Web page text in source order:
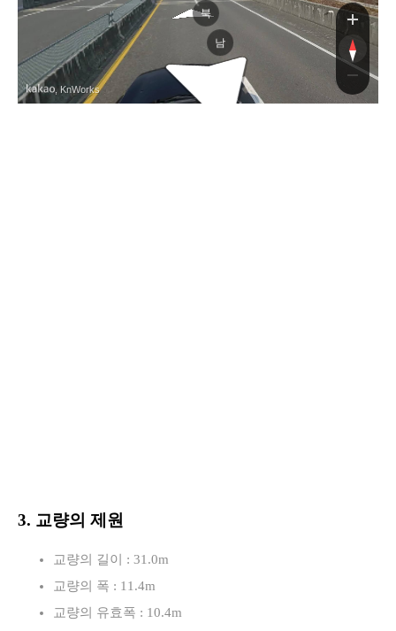
북
남
, KnWorks
3. 교량의 제원
교량의 길이 : 31.0m
교량의 폭 : 11.4m
교량의 유효폭 : 10.4m